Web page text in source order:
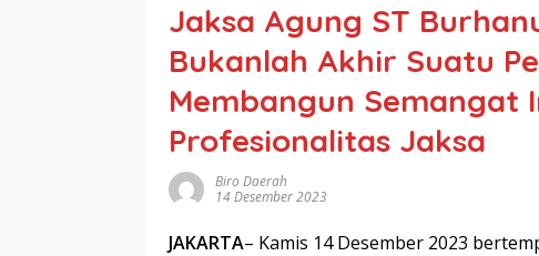
Jaksa Agung ST
Bukanlah Akhir Suatu
Membangun Semangat
Profesionalitas Jaksa
Biro Daerah
14 Desember 2023
JAKARTA– Kamis 14 Desember 2023